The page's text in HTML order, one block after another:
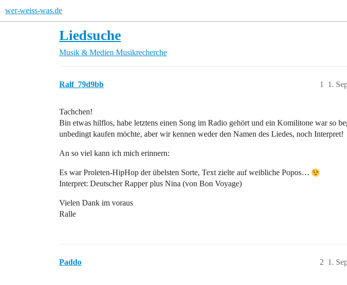
wer-weiss-was.de
Liedsuche
Musik & Medien Musikrecherche
Ralf_79d9bb 1.
1
Tachchen!
Bin etwas hilflos, habe letztens einen Song im Radio gehört und ein Komilitone war so
unbedingt kaufen möchte, aber wir kennen weder den Namen des Liedes, noch Interpret!
An so viel kann ich mich erinnern:
Es war Proleten-HipHop der übelsten Sorte, Text zielte auf weibliche Popos…
Interpret: Deutscher Rapper plus Nina (von Bon Voyage)
Vielen Dank im voraus
Ralle
Paddo 1.
2